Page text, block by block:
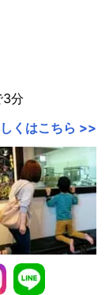
3分
くはこちら >>